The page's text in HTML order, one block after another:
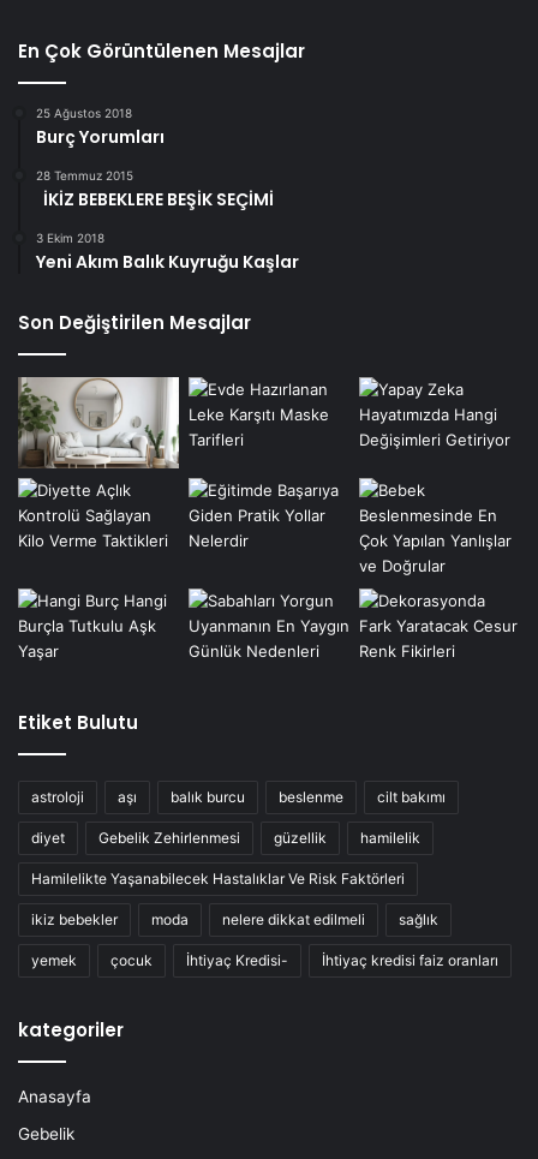
En Çok Görüntülenen Mesajlar
25 Ağustos 2018
Burç Yorumları
28 Temmuz 2015
İKİZ BEBEKLERE BEŞİK SEÇİMİ
3 Ekim 2018
Yeni Akım Balık Kuyruğu Kaşlar
Son Değiştirilen Mesajlar
Etiket Bulutu
astroloji aşı balık burcu beslenme cilt bakımı
diyet Gebelik Zehirlenmesi güzellik hamilelik
Hamilelikte Yaşanabilecek Hastalıklar Ve Risk Faktörleri
ikiz bebekler moda nelere dikkat edilmeli sağlık
yemek çocuk İhtiyaç Kredisi- İhtiyaç kredisi faiz oranları
kategoriler
Anasayfa
Gebelik